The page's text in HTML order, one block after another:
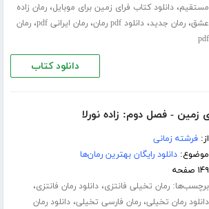
مستقیم،دانلود کتاب فرای زمین برای موبایل،رمان زاده
عشق،رمان جدید،دانلود pdf رمان ،رمان ایرانی pdf ،رمان
pdf
دانلود کتاب
زمین - فصل دوم: زاده نورلا
از:فرشته زمانی
موضوع:دانلود رایگان بهترین رمان‌ها
۱۴۹ صفحه
برچسب‌ها:رمان تخیلی فانتزی،دانلود رمان فانتزی،
دانلود رمان تخیلی،رمان فارسی تخیلی،دانلود رمان